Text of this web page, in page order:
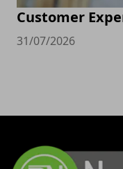
Customer
31/07/2026